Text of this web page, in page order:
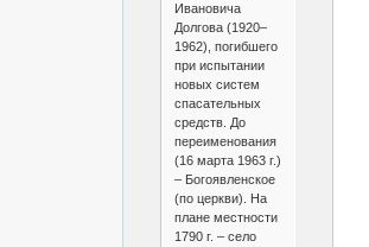
Ивановича
Долгова (1920–
1962), погибшего
при испытании
новых систем
спасательных
средств. До
переименования
(16 марта 1963 г.)
– Богоявленское
(по церкви). На
плане местности
1790 г. – село